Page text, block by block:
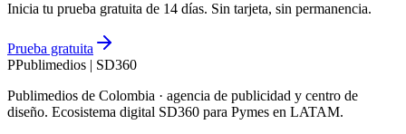
Inicia tu prueba gratuita de 14 días. Sin tarjeta, sin permanencia.
Prueba gratuita
PPublimedios | SD360
Publimedios de Colombia · agencia de publicidad y centro de
diseño. Ecosistema digital SD360 para Pymes en LATAM.